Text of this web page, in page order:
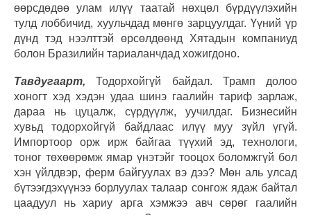
өөрсдөдөө улам илүү таатай нөхцөл бүрдүүлэхийн
тулд лоббичид, хуульчдад мөнгө зарцуулдаг. Үүний үр
дүнд тэд нээлттэй өрсөлдөөнд Хятадын компаниуд
болон Бразилийн тариаланчдад хожигдоно.
Тавдугаарт,Тодорхойгүй байдал. Трамп долоо
хоногт хэд хэдэн удаа шинэ гаалийн тариф зарлаж,
дараа нь цуцалж, сүрдүүлж, уучилдаг. Бизнесийн
хувьд тодорхойгүй байдлаас илүү муу зүйл үгүй.
Импортоор орж ирж байгаа түүхий эд, технологи,
тоног төхөөрөмж ямар үнэтэйг тооцох боломжгүй бол
хэн үйлдвэр, ферм байгуулах вэ дээ? Мөн аль улсад
бүтээгдэхүүнээ борлуулах талаар сонгож ядаж байтал
цаадуул нь хариу арга хэмжээ авч сөрөг гаалийн